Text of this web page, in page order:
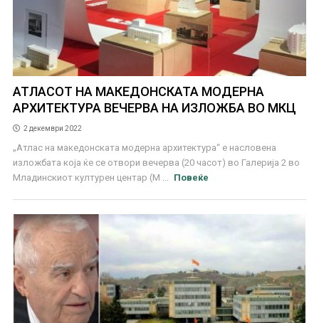
АТЛАСОТ НА МАКЕДОНСКАТА МОДЕРНА
АРХИТЕКТУРА ВЕЧЕРВА НА ИЗЛОЖБА ВО МКЦ
2 декември 2022
„Атлас на македонската модерна архитектура“ е насловена
изложбата која ќе се отвори вечерва (20 часот) во Галерија 2 во
Младинскиот културен центар (М ...
Повеќе